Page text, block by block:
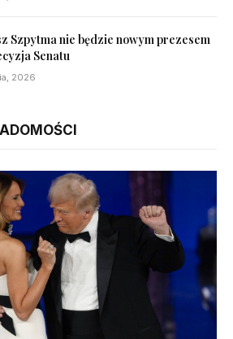
Szpytma nie będzie nowym prezesem
Senatu
2026